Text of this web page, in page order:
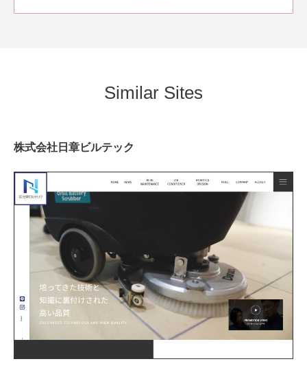
Similar Sites
株式会社日章ビルテック